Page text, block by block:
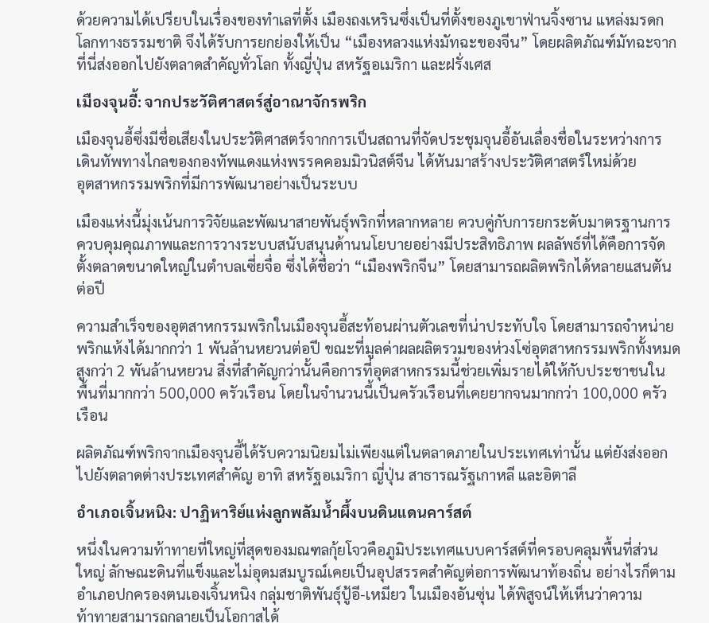
ด้วยความได้เปรียบในเรื่องของทำเลที่ตั้ง เมืองถงเหรินซึ่งเป็นที่ตั้งของภูเขาฟ่านจิ้งซาน แหล่งมรดก
โลกทางธรรมชาติ จึงได้รับการยกย่องให้เป็น “เมืองหลวงแห่งมัทฉะของจีน” โดยผลิตภัณฑ์มัทฉะจาก
ที่นี่ส่งออกไปยังตลาดสำคัญทั่วโลก ทั้งญี่ปุ่น สหรัฐอเมริกา และฝรั่งเศส
เมืองจุนอี้: จากประวัติศาสตร์สู่อาณาจักรพริก
เมืองจุนอี้ซึ่งมีชื่อเสียงในประวัติศาสตร์จากการเป็นสถานที่จัดประชุมจุนอี้อันเลื่องชื่อในระหว่างการ
เดินทัพทางไกลของกองทัพแดงแห่งพรรคคอมมิวนิสต์จีน ได้หันมาสร้างประวัติศาสตร์ใหม่ด้วย
อุตสาหกรรมพริกที่มีการพัฒนาอย่างเป็นระบบ
เมืองแห่งนี้มุ่งเน้นการวิจัยและพัฒนาสายพันธุ์พริกที่หลากหลาย ควบคู่กับการยกระดับมาตรฐานการ
ควบคุมคุณภาพและการวางระบบสนับสนุนด้านนโยบายอย่างมีประสิทธิภาพ ผลลัพธ์ที่ได้คือการจัด
ตั้งตลาดขนาดใหญ่ในตำบลเซี่ยจื่อ ซึ่งได้ชื่อว่า “เมืองพริกจีน” โดยสามารถผลิตพริกได้หลายแสนตัน
ต่อปี
ความสำเร็จของอุตสาหกรรมพริกในเมืองจุนอี้สะท้อนผ่านตัวเลขที่น่าประทับใจ โดยสามารถจำหน่าย
พริกแห้งได้มากกว่า 1 พันล้านหยวนต่อปี ขณะที่มูลค่าผลผลิตรวมของห่วงโซ่อุตสาหกรรมพริกทั้งหมด
สูงกว่า 2 พันล้านหยวน สิ่งที่สำคัญกว่านั้นคือการที่อุตสาหกรรมนี้ช่วยเพิ่มรายได้ให้กับประชาชนใน
พื้นที่มากกว่า 500,000 ครัวเรือน โดยในจำนวนนี้เป็นครัวเรือนที่เคยยากจนมากกว่า 100,000 ครัว
เรือน
ผลิตภัณฑ์พริกจากเมืองจุนอี้ได้รับความนิยมไม่เพียงแต่ในตลาดภายในประเทศเท่านั้น แต่ยังส่งออก
ไปยังตลาดต่างประเทศสำคัญ อาทิ สหรัฐอเมริกา ญี่ปุ่น สาธารณรัฐเกาหลี และอิตาลี
อำเภอเจิ้นหนิง: ปาฏิหาริย์แห่งลูกพลัมน้ำผึ้งบนดินแดนคาร์สต์
หนึ่งในความท้าทายที่ใหญ่ที่สุดของมณฑลกุ้ยโจวคือภูมิประเทศแบบคาร์สต์ที่ครอบคลุมพื้นที่ส่วน
ใหญ่ ลักษณะดินที่แข็งและไม่อุดมสมบูรณ์เคยเป็นอุปสรรคสำคัญต่อการพัฒนาท้องถิ่น อย่างไรก็ตาม
อำเภอปกครองตนเองเจิ้นหนิง กลุ่มชาติพันธุ์ปู้อี-เหมียว ในเมืองอันซุ่น ได้พิสูจน์ให้เห็นว่าความ
ท้าทายสามารถกลายเป็นโอกาสได้